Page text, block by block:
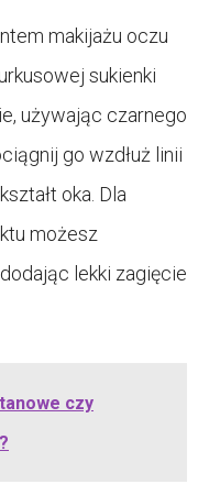
makijażu oczu
sukienki
używając czarnego
go wzdłuż linii
oka. Dla
możesz
lekki zagięcie
czy